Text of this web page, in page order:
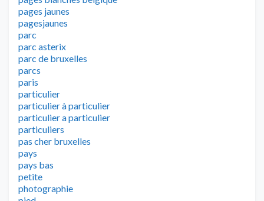
pages jaunes
pagesjaunes
parc
parc asterix
parc de bruxelles
parcs
paris
particulier
particulier à particulier
particulier a particulier
particuliers
pas cher bruxelles
pays
pays bas
petite
photographie